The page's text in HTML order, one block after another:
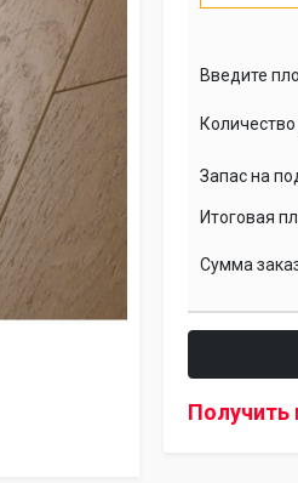
Введите
Запас на
Итоговая
Сумма
Получить